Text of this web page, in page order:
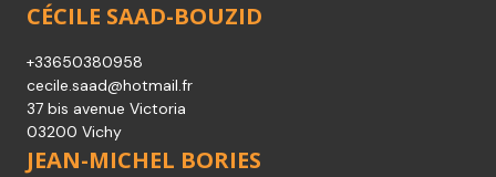
CÉCILE SAAD-BOUZID
+33650380958
cecile.saad@hotmail.fr
37 bis avenue Victoria
03200 Vichy
JEAN-MICHEL BORIES